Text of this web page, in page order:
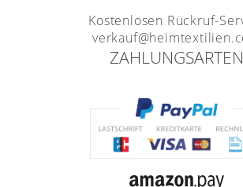
Kostenlosen Rückruf-
ZAHLUNGSARTEN